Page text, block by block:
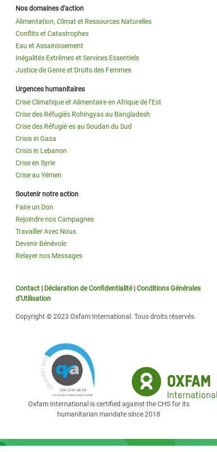
Nos domaines d'action
Alimentation, Climat et Ressources Naturelles
Conflits et Catastrophes
Eau et Assainissement
Inégalités Extrêmes et Services Essentiels
Justice de Genre et Droits des Femmes
Urgences humanitaires
Crise Climatique et Alimentaire en Afrique de l’Est
Crise des Réfugiés Rohingyas au Bangladesh
Crise des Réfugié·es au Soudan du Sud
Crisis in Gaza
Crisis in Lebanon
Crise en Syrie
Crise au Yémen
Soutenir notre action
Faire un Don
Rejoindre nos Campagnes
Travailler Avec Nous
Devenir Bénévole
Relayer nos Messages
Contact | Déclaration de Confidentialité|Conditions Générales
d’Utilisation
Copyright © 2023 Oxfam International. Tous droits réservés.
Oxfam International is certified against the CHS for its
humanitarian mandate since 2018